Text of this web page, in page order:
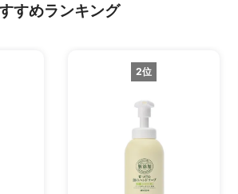
すめランキング
2位